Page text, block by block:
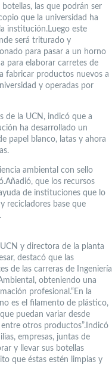
las que podrán ser
que la universidad ha
institución.Luego este
será triturado y
para pasar a un horno
para elaborar carretes de
fabricar productos nuevos a
y operadas por
de la UCN, indicó que a
ha desarrollado un
papel blanco, latas y ahora
ambiental con sello
que los recursos
de instituciones que lo
recicladores base que
y directora de la planta
destacó que las
de las carreras de Ingeniería
obteniendo una
profesional.“En la
es el filamento de plástico,
puedan variar desde
otros productos”.Indicó
empresas, juntas de
y llevar sus botellas
que éstas estén limpias y